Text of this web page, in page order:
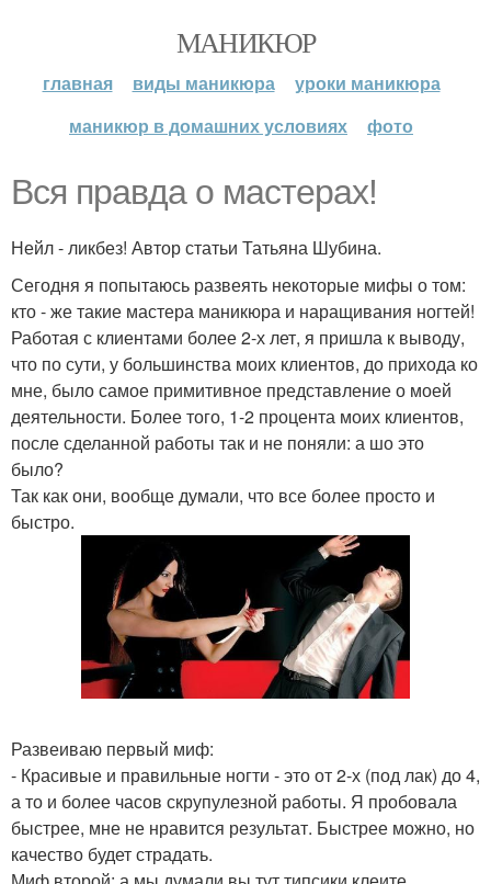
МАНИКЮР
главная виды маникюра
уроки маникюра
маникюр в домашних условиях
фото
Вся правда о мастерах!
Нейл - ликбез! Автор статьи Татьяна Шубина.
Сегодня я попытаюсь развеять некоторые мифы о том:
кто - же такие мастера маникюра и наращивания ногтей!
Работая с клиентами более 2-х лет, я пришла к выводу,
что по сути, у большинства моих клиентов, до прихода ко
мне, было самое примитивное представление о моей
деятельности. Более того, 1-2 процента моих клиентов,
после сделанной работы так и не поняли: а шо это
было?
Так как они, вообще думали, что все более просто и
быстро.
Развеиваю первый миф:
- Красивые и правильные ногти - это от 2-х (под лак) до 4,
а то и более часов скрупулезной работы. Я пробовала
быстрее, мне не нравится результат. Быстрее можно, но
качество будет страдать.